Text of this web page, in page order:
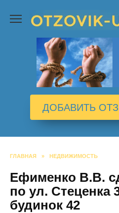
содержанию
ДОБАВИТЬ
ГЛАВНАЯ » НЕДВИЖИМОСТЬ
Ефименко В.В.
по ул. Стеценка
будинок 42